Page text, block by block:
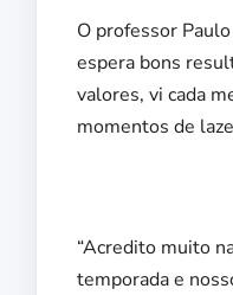
O professor
espera bons
valores, vi cada
momentos de
“Acredito muito
temporada e